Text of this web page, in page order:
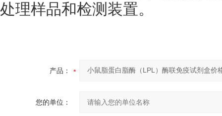
处理样品和检测装置。
产品：
您的单位：